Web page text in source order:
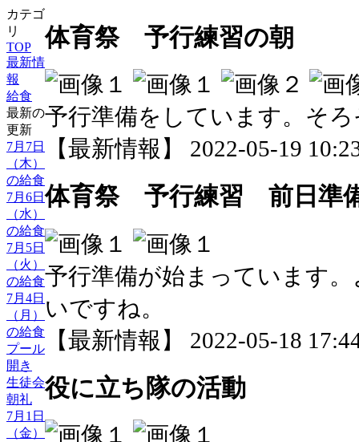
カテゴ
リ
TOP
最新情
報
給食
最新の
更新
7月7日
（木）
の給食
7月6日
（水）
の給食
7月5日
（火）
の給食
7月4日
（月）
の給食
プール
開き
生徒会
朝礼
7月1日
（金）
体育祭 予行練習の朝
予行準備をしています。そ
【最新情報】 2022-05-19
体育祭 予行練習 前日準
予行準備が始まっています
いですね。
【最新情報】 2022-05-18
役に立ち隊の活動